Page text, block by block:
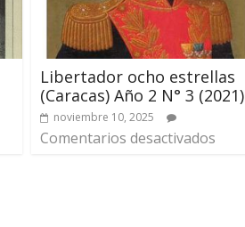
Libertador ocho estrellas
(Caracas) Año 2 N° 3 (2021)
noviembre 10, 2025
Comentarios desactivados